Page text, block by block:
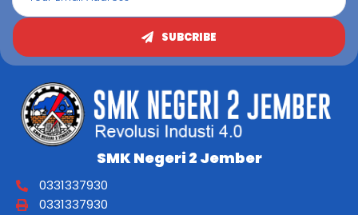
SUBCRIBE
SMK Negeri 2 Jember
0331337930
0331337930